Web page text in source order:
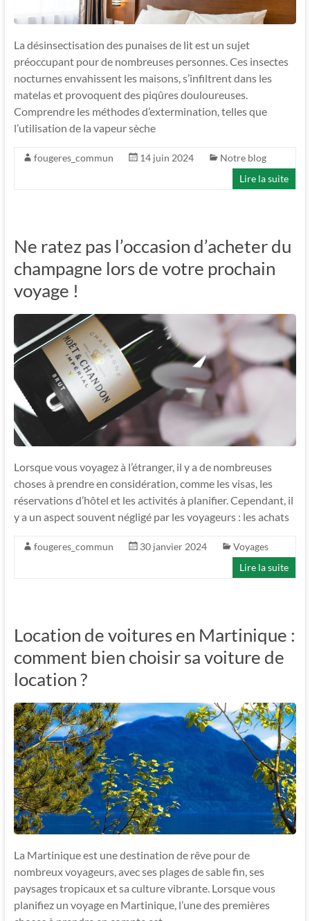
La désinsectisation des punaises de lit est un sujet
préoccupant pour de nombreuses personnes. Ces insectes
nocturnes envahissent les maisons, s’infiltrent dans les
matelas et provoquent des piqûres douloureuses.
Comprendre les méthodes d’extermination, telles que
l’utilisation de la vapeur sèche
fougeres_commun 14 juin 2024
Notre blog
Lire la suite
Ne ratez pas l’occasion d’acheter du
champagne lors de votre prochain
voyage !
Lorsque vous voyagez à l’étranger, il y a de nombreuses
choses à prendre en considération, comme les visas, les
réservations d’hôtel et les activités à planifier. Cependant, il
y a un aspect souvent négligé par les voyageurs : les achats
fougeres_commun 30 janvier 2024
Voyages
Lire la suite
Location de voitures en Martinique :
comment bien choisir sa voiture de
location ?
La Martinique est une destination de rêve pour de
nombreux voyageurs, avec ses plages de sable fin, ses
paysages tropicaux et sa culture vibrante. Lorsque vous
planifiez un voyage en Martinique, l’une des premières